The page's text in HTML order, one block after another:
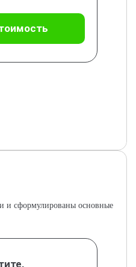
и сформулированы основные